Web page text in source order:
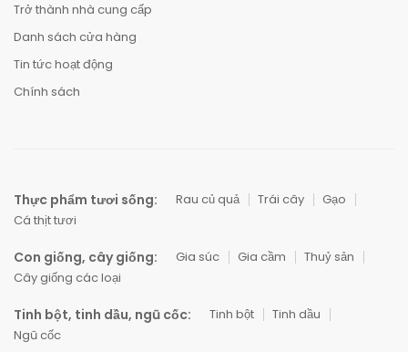
Trở thành nhà cung cấp
Danh sách cửa hàng
Tin tức hoạt động
Chính sách
Thực phẩm tươi sống: Rau củ quả Trái cây
Gạo
Cá thịt tươi
Con giống, cây giống: Gia súc Gia cầm
Thuỷ sản
Cây giống các loại
Tinh bột, tinh dầu, ngũ cốc: Tinh bột
Tinh dầu
Ngũ cốc